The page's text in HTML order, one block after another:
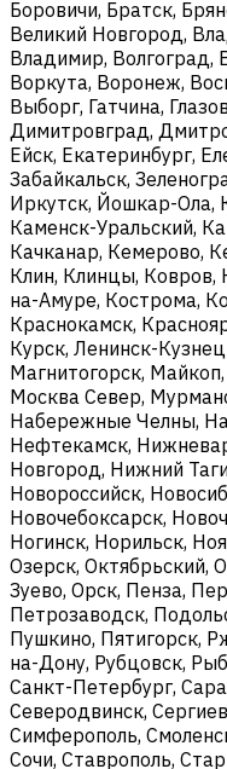
Боровичи, Братск,
Великий Новгород,
Владимир, Волгоград,
Воркута, Воронеж,
Выборг, Гатчина,
Димитровград,
Ейск, Екатеринбург,
Забайкальск,
Иркутск, Йошкар-Ола,
Каменск-Уральский,
Качканар, Кемерово,
Клин, Клинцы, Ковров,
на-Амуре, Кострома,
Краснокамск,
Курск, Ленинск-
Магнитогорск,
Москва Север,
Набережные Челны,
Нефтекамск,
Новгород, Нижний
Новороссийск,
Новочебоксарск,
Ногинск, Норильск,
Озерск, Октябрьский,
Зуево, Орск, Пенза,
Петрозаводск,
Пушкино, Пятигорск,
на-Дону, Рубцовск,
Санкт-Петербург,
Северодвинск,
Симферополь,
Сочи, Ставрополь,